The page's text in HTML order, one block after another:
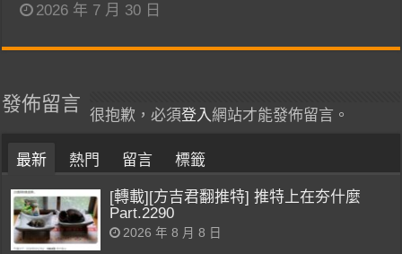
2026 年 7 月 30 日
發佈留言
很抱歉，必須登入網站才能發佈留言。
最新 熱門 留言 標籤
[轉載][方吉君翻推特] 推特上在夯什麼
Part.2290
2026 年 8 月 8 日